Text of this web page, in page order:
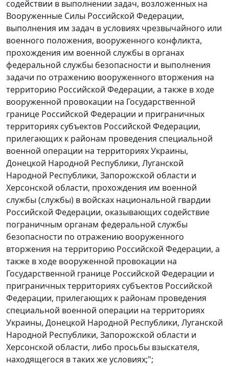
содействии в выполнении задач, возложенных на
Вооруженные Силы Российской Федерации,
выполнения им задач в условиях чрезвычайного или
военного положения, вооруженного конфликта,
прохождения им военной службы в органах
федеральной службы безопасности и выполнения
задачи по отражению вооруженного вторжения на
территорию Российской Федерации, а также в ходе
вооруженной провокации на Государственной
границе Российской Федерации и приграничных
территориях субъектов Российской Федерации,
прилегающих к районам проведения специальной
военной операции на территориях Украины,
Донецкой Народной Республики, Луганской
Народной Республики, Запорожской области и
Херсонской области, прохождения им военной
службы (службы) в войсках национальной гвардии
Российской Федерации, оказывающих содействие
пограничным органам федеральной службы
безопасности по отражению вооруженного
вторжения на территорию Российской Федерации, а
также в ходе вооруженной провокации на
Государственной границе Российской Федерации и
приграничных территориях субъектов Российской
Федерации, прилегающих к районам проведения
специальной военной операции на территориях
Украины, Донецкой Народной Республики, Луганской
Народной Республики, Запорожской области и
Херсонской области, либо просьбы взыскателя,
находящегося в таких же условиях;";